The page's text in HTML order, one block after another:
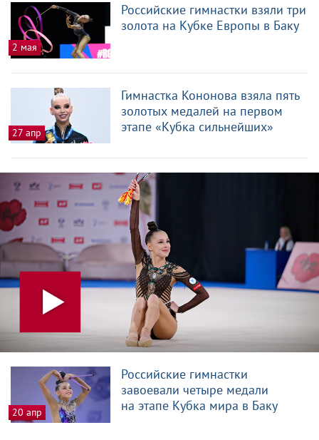
2 мая
Российские гимнастки взяли три
золота на Кубке Европы в Баку
27 апр
Гимнастка Кононова взяла пять
золотых медалей на первом
этапе «Кубка сильнейших»
20 апр
Российские гимнастки
завоевали четыре медали
на этапе Кубка мира в Баку